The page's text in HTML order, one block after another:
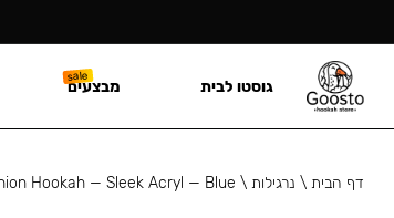
דף הבית\ נרגילות\
Hookah — Sleek Acryl — Blue
גוסטו לבית מבצעים